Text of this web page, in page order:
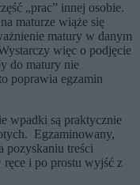
„prac” innej osobie.
maturze wiąże się
matury w danym
więc o podjęcie
do matury nie
poprawia egzamin
wpadki są praktycznie
Egzaminowany,
pozyskaniu treści
i po prostu wyjść z